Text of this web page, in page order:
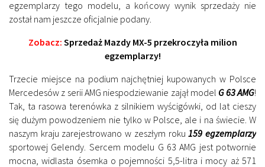
egzemplarzy tego modelu, a końcowy wynik sprzedaży nie
został nam jeszcze oficjalnie podany.
Zobacz: Sprzedaż Mazdy MX-5 przekroczyła milion
egzemplarzy!
Trzecie miejsce na podium najchętniej kupowanych w Polsce
Mercedesów z serii AMG niespodziewanie zajął model G 63 AMG!
Tak, ta rasowa terenówka z silnikiem wyścigówki, od lat cieszy
się dużym powodzeniem nie tylko w Polsce, ale i na świecie. W
naszym kraju zarejestrowano w zeszłym roku159 egzemplarzy
sportowej Gelendy. Sercem modelu G 63 AMG jest potwornie
mocna, widlasta ósemka o pojemności 5,5-litra i mocy aż 571